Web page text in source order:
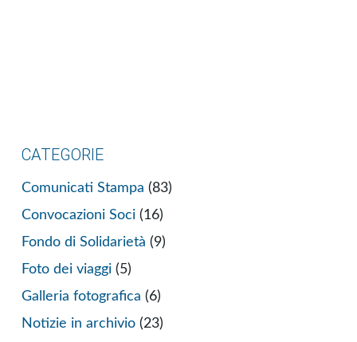
CATEGORIE
Comunicati Stampa (83)
Convocazioni Soci (16)
Fondo di Solidarietà (9)
Foto dei viaggi (5)
Galleria fotografica (6)
Notizie in archivio (23)